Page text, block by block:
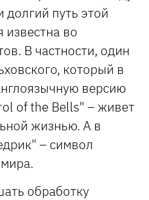
путь этой
известна во
В частности, один
который в
версию
of the Bells" – живет
жизнью. А в
– символ
обработку